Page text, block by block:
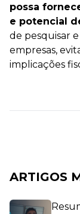
possa
e potencial
de pesquisar
empresas,
implicações
ARTIGOS